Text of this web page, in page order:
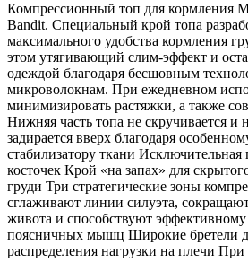
Компрессионный топ для кормления
Bandit. Специальный крой топа
максимального удобства кормления
этом утягивающий слим-эффект и
одеждой благодаря бесшовным
микроволокнам. При ежедневном
минимизировать растяжки, а также
Нижняя часть топа не скручивается и
задирается вверх благодаря
стабилизатору ткани Исключительная
косточек Крой «на запах» для
груди Три стратегические зоны
сглаживают линии силуэта,
живота и способствуют
поясничных мышц Широкие бретели
распределения нагрузки на плечи